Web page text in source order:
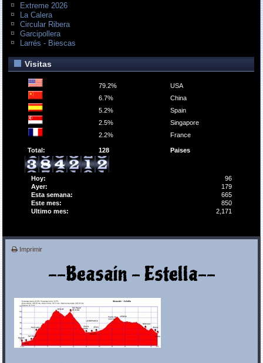
Extreme 2026
La Calera
Circular Ribera
Garcipollera
Larrés - Biescas
Visitas
79.2%
USA
6.7%
China
5.2%
Spain
2.5%
Singapore
2.2%
France
Total: 128 Paises
Hoy:
96
Ayer:
179
Esta semana:
665
Este mes:
850
Ultimo mes:
2,171
Imprimir
--Beasaín - Estella--